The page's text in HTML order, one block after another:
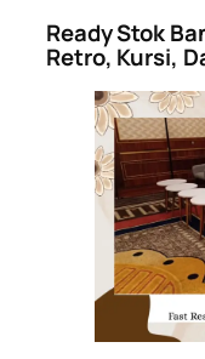
Ready Stok
Retro, Kursi,